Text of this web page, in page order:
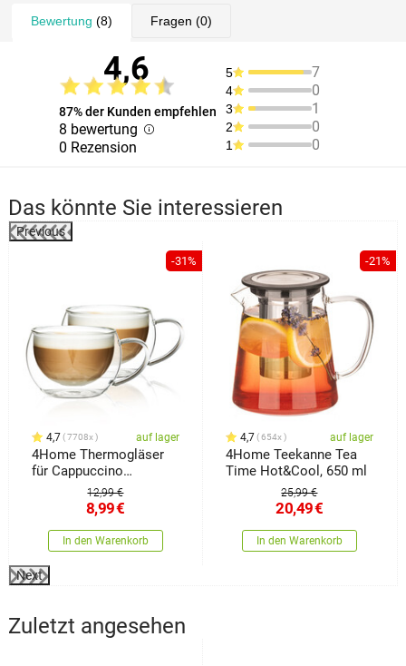
Bewertung (8) Fragen (0)
4,6
87% der Kunden empfehlen
8 bewertung
0 Rezension
5 7
4 0
3 1
2 0
1 0
Das könnte Sie interessieren
Previous
-31%
4,7 7708x auf lager
4Home Thermogläser
für Cappuccino
Hot&Cool 280 ml, 2
12,99 €
8,99€
In den Warenkorb
-21%
4,7 654x auf lager
4Home Teekanne Tea
Time Hot&Cool, 650 ml
25,99 €
20,49€
In den Warenkorb
Next
Zuletzt angesehen